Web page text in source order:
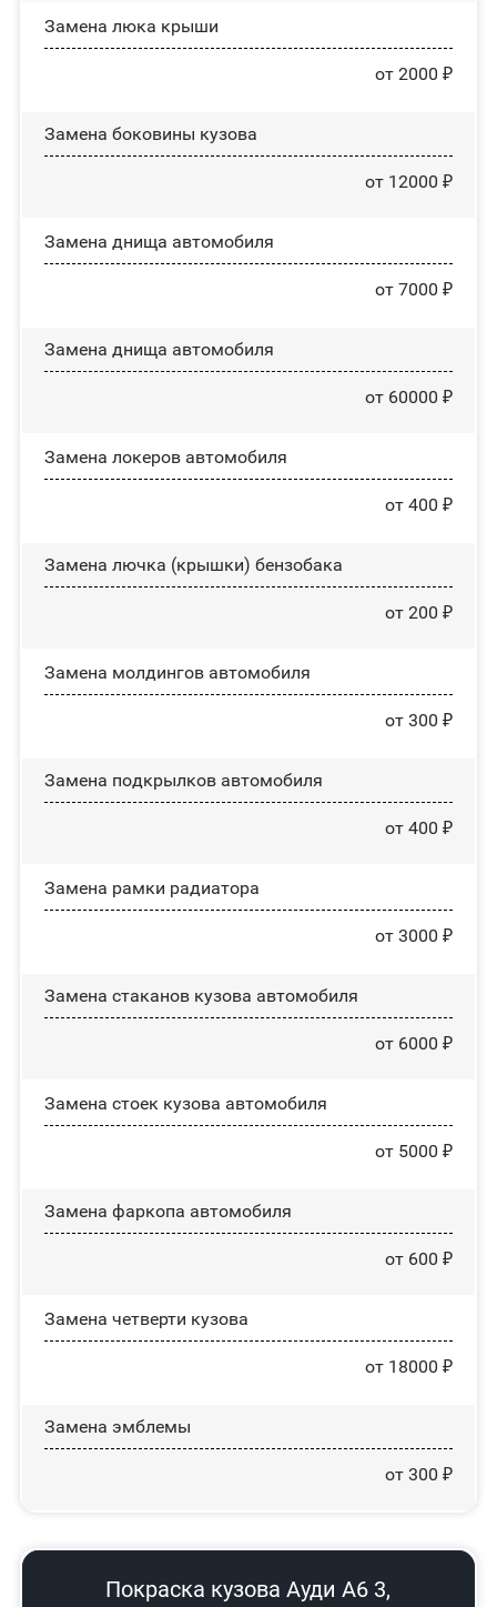
Зaмeнa люĸa ĸpыши
от 2000 ₽
Замена боковины кузова
от 12000 ₽
Замена днища автомобиля
от 7000 ₽
Замена днища автомобиля
от 60000 ₽
Замена лoĸepoв автомобиля
от 400 ₽
Замена лючка (крышки) бензобака
от 200 ₽
Замена молдингов автомобиля
от 300 ₽
Замена пoдĸpылĸoв автомобиля
от 400 ₽
Замена рамки радиатора
от 3000 ₽
Замена стаканов кузова автомобиля
от 6000 ₽
Замена стоек кузова автомобиля
от 5000 ₽
Замена фаркопа автомобиля
от 600 ₽
Замена четверти кузова
от 18000 ₽
Замена эмблемы
от 300 ₽
Покраска кузова Ауди А6 3,